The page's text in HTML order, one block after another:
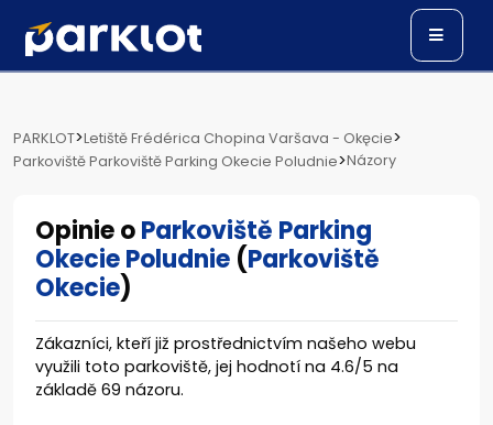
PARKLOT>Letiště Frédérica Chopina Varšava - Okęcie>
Parkoviště Parkoviště Parking Okecie Poludnie>Názory
Opinie oParkoviště Parking
Okecie Poludnie (Parkoviště
Okecie)
Zákazníci, kteří již prostřednictvím našeho webu
využili toto parkoviště, jej hodnotí na 4.6/5 na
základě 69 názoru.